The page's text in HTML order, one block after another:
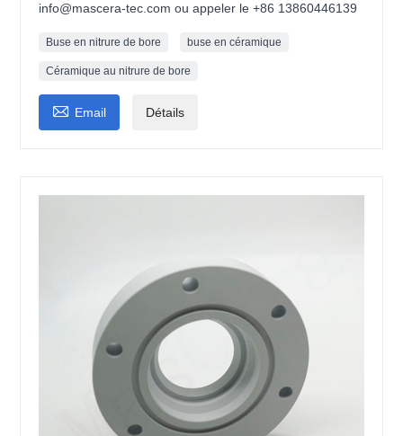
info@mascera-tec.com ou appeler le +86 13860446139
Buse en nitrure de bore buse en céramique
Céramique au nitrure de bore
 Email Détails